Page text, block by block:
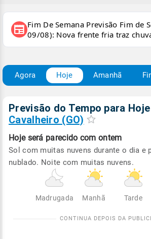
newspaper Fim De Semana Previsão Fim de
09/08): Nova frente fria traz
para áreas do país
Agora Hoje Amanhã
Previsão do Tempo para Hoje
Cavalheiro (GO)
Hoje será parecido com ontem
Sol com muitas nuvens durante o dia e
nublado. Noite com muitas nuvens.
Madrugada Manhã Tarde